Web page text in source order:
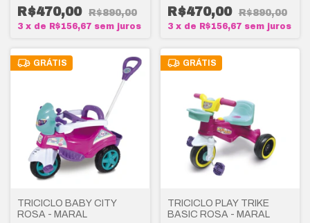
R$470,00 R$890,00
3 x de R$156,67 sem juros
R$470,00 R$890,00
3 x de R$156,67 sem juros
GRÁTIS
TRICICLO BABY CITY
ROSA - MARAL
GRÁTIS
TRICICLO PLAY TRIKE
BASIC ROSA - MARAL